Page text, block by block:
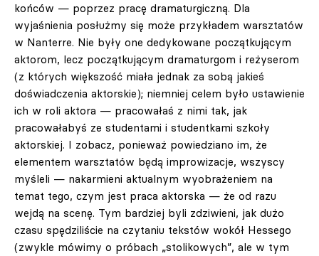
końców — poprzez pracę dramaturgiczną. Dla
wyjaśnienia posłużmy się może przykładem warsztatów
w Nanterre. Nie były one dedykowane początkującym
aktorom, lecz początkującym dramaturgom i reżyserom
(z których większość miała jednak za sobą jakieś
doświadczenia aktorskie); niemniej celem było ustawienie
ich w roli aktora — pracowałaś z nimi tak, jak
pracowałabyś ze studentami i studentkami szkoły
aktorskiej. I zobacz, ponieważ powiedziano im, że
elementem warsztatów będą improwizacje, wszyscy
myśleli — nakarmieni aktualnym wyobrażeniem na
temat tego, czym jest praca aktorska — że od razu
wejdą na scenę. Tym bardziej byli zdziwieni, jak dużo
czasu spędziliście na czytaniu tekstów wokół Hessego
(zwykle mówimy o próbach „stolikowych”, ale w tym